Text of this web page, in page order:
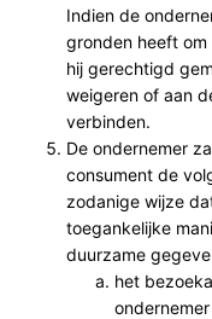
Indien de
gronden heeft
hij gerechtigd
weigeren of aan
verbinden.
De ondernemer
consument de
zodanige wijze
toegankelijke
duurzame
het